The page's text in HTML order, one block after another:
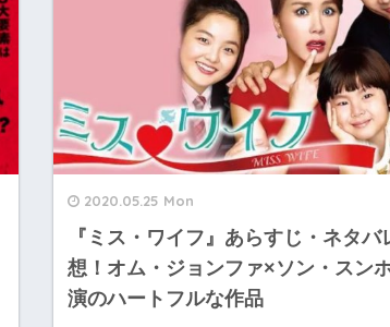
2020.05.25 Mon
『ミス・ワイフ』あらすじ・ネタバ
想！オム・ジョンファ×ソン・スン
演のハートフルな作品